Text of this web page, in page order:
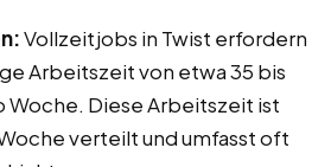
Vollzeitjobs in Twist erfordern
Arbeitszeit von etwa 35 bis
Woche. Diese Arbeitszeit ist
verteilt und umfasst oft